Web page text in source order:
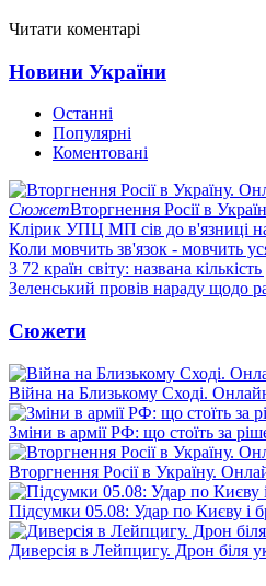
Читати коментарі
Новини України
Останні
Популярні
Коментовані
СюжетВторгнення Росії в
Клірик УПЦ МП сів до в'язниці
Коли мовчить зв'язок - мовчить
З 72 країн світу: названа
Зеленський провів нараду щодо
Сюжети
Війна на Близькому Сході.
Зміни в армії РФ: що стоїть за
Вторгнення Росії в Україну.
Підсумки 05.08: Удар по Києву і
Диверсія в Лейпцигу. Дрон біля